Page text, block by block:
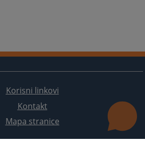
Korisni linkovi
Kontakt
Mapa stranice